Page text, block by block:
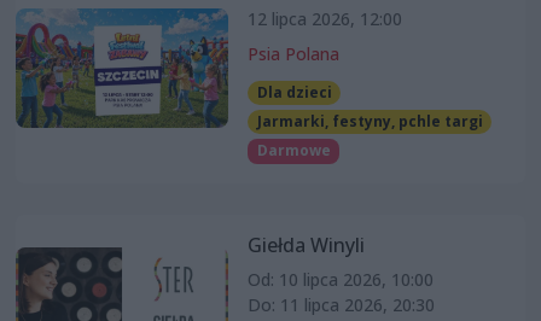
12 lipca 2026, 12:00
Psia Polana
Dla dzieci
Jarmarki, festyny, pchle targi
Darmowe
Giełda Winyli
Od: 10 lipca 2026, 10:00
Do: 11 lipca 2026, 20:30